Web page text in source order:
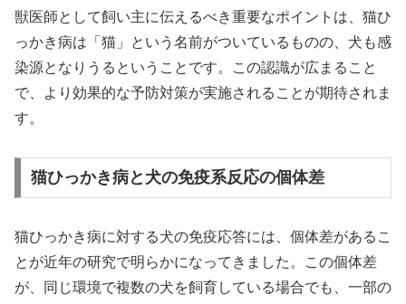
獣医師として飼い主に伝えるべき重要なポイントは、猫ひ
っかき病は「猫」という名前がついているものの、犬も感
染源となりうるということです。この認識が広まること
で、より効果的な予防対策が実施されることが期待されま
す。
猫ひっかき病と犬の免疫系反応の個体差
猫ひっかき病に対する犬の免疫応答には、個体差があるこ
とが近年の研究で明らかになってきました。この個体差
が、同じ環境で複数の犬を飼育している場合でも、一部の